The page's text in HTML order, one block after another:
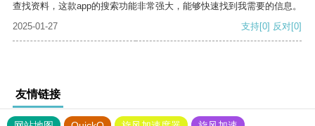
查找资料，这款app的搜索功能非常强大，能够快速找到我需要的信息。
2025-01-27
支持[0] 反对[0]
友情链接